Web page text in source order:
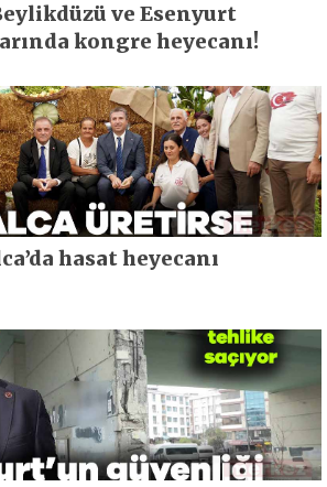
ve Esenyurt
kongre heyecanı!
hasat heyecanı